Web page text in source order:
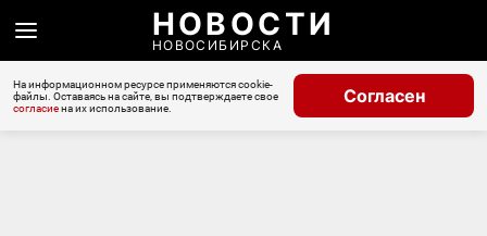
НОВОСТИ
НОВОСИБИРСКА
На информационном ресурсе применяются cookie-
файлы. Оставаясь на сайте, вы подтверждаете свое
согласиена их использование.
Согласен